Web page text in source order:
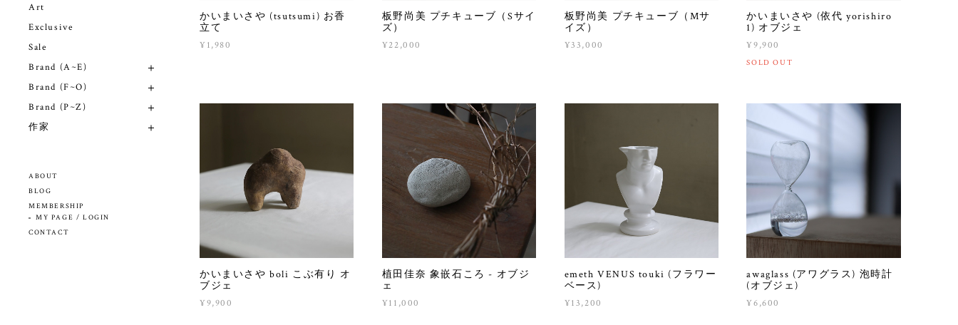
Art
Exclusive
Sale
Brand (A~E)
Brand (F~O)
Brand (P~Z)
作家
ABOUT
BLOG
MEMBERSHIP
MY PAGE / LOGIN
CONTACT
かいまいさや (tsutsumi) お香
立て
¥1,980
板野尚美 プチキューブ（Sサイ
ズ）
¥22,000
板野尚美 プチキューブ（Mサ
イズ）
¥33,000
かいまいさや (依代 yorishiro
1) オブジェ
¥9,900
SOLD OUT
かいまいさや boli こぶ有り オ
ブジェ
¥9,900
植田佳奈 象嵌石ころ - オブジ
ェ
¥11,000
emeth VENUS touki (フラワー
ベース)
¥13,200
awaglass (アワグラス) 泡時計
(オブジェ)
¥6,600